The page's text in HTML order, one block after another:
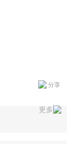
分享
更多